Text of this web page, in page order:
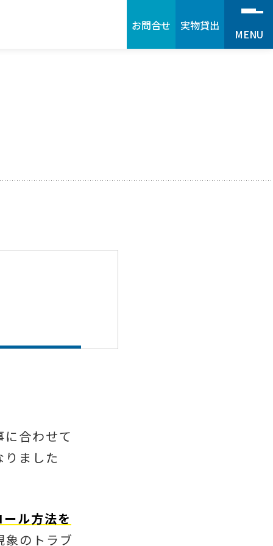
お問合せ 実物貸出
MENU
合わせて
りました
ル方法を
象のトラブ